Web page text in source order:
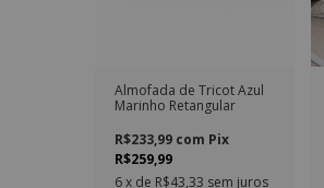
Almofada de Tricot Azul
Marinho Retangular
R$259,99
R$233,99 com Pix
6x de R$43,33 sem juros